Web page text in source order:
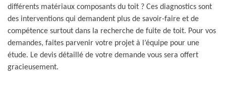
différents matériaux composants du toit ? Ces diagnostics sont
des interventions qui demandent plus de savoir-faire et de
compétence surtout dans la recherche de fuite de toit. Pour vos
demandes, faites parvenir votre projet à l’équipe pour une
étude. Le devis détaillé de votre demande vous sera offert
gracieusement.